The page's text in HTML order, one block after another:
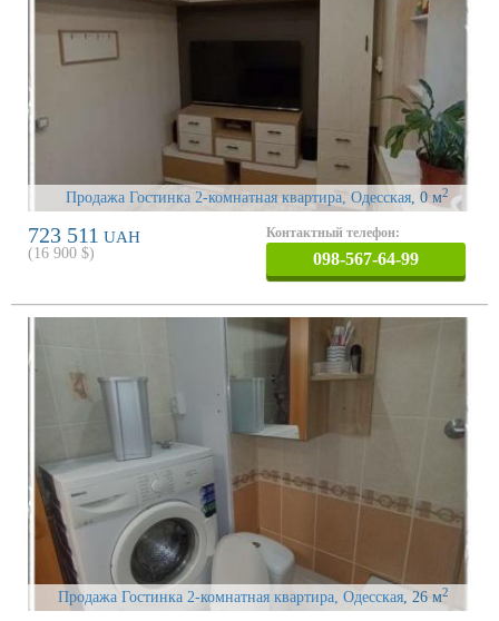
Продажа Гостинка 2-комнатная квартира, Одесская, 0 м2
723 511 UAH
(16 900 $)
Контактный телефон:
098-567-64-99
Продажа Гостинка 2-комнатная квартира, Одесская, 26 м2